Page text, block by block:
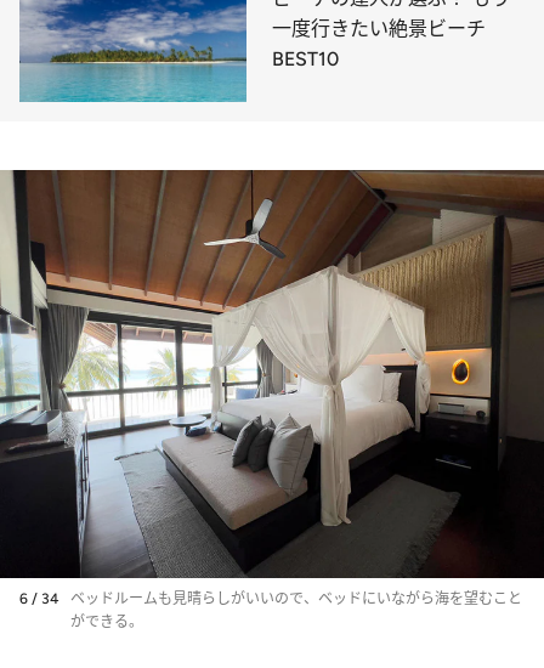
一度行きたい絶景ビーチ
BEST10
6 / 34
ベッドルームも見晴らしがいいので、ベッドにいながら海を望むこと
ができる。